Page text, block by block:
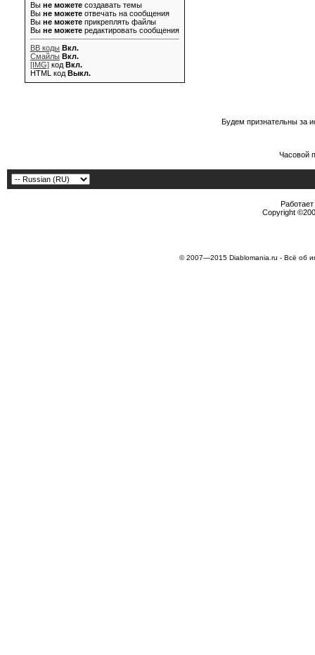
Вы не можете создавать темы
Вы не можете отвечать на сообщения
Вы не можете прикреплять файлы
Вы не можете редактировать сообщения
BB коды Вкл.
Смайлы Вкл.
[IMG] код Вкл.
HTML код Выкл.
Будем признательны за
Часовой
Copyright
© 2007—2015 Diablomania.ru - Всё об